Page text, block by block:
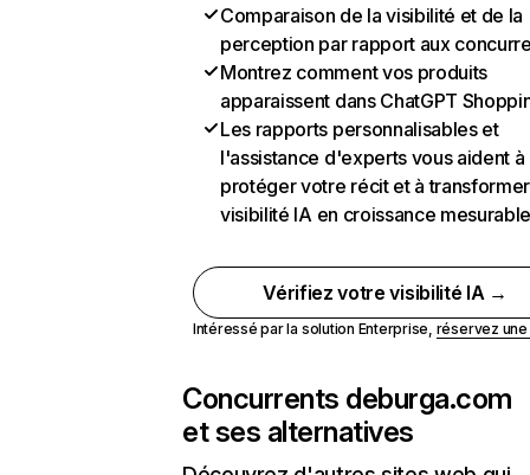
Comparaison de la visibilité et de la
perception par rapport aux
Montrez comment vos produits
apparaissent dans ChatGPT
Les rapports personnalisables et
l'assistance d'experts vous aident à
protéger votre récit et à
visibilité IA en croissance
Vérifiez votre visibilité IA →
Intéressé par la solution Enterprise, réservez
Concurrents deburga.com
et ses alternatives